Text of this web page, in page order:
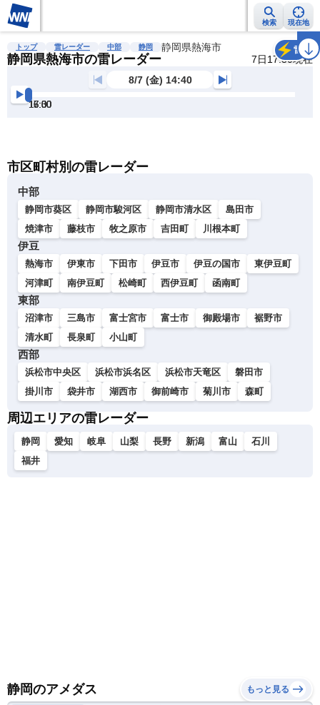
検索 現在地
雨雲レーダー 台風情報 地震情報 警報・注意報 2週間天気 ラ
トップ 雷レーダー 中部 静岡 静岡県熱海市
静岡県熱海市の雷レーダー 7日17:30現在
雷
8/7 (金) 14:40
15:00
15:30
16:00
16:30
17:00
17:30
市区町村別の雷レーダー
中部
静岡市葵区 静岡市駿河区 静岡市清水区
島田市
焼津市
藤枝市 牧之原市 吉田町 川根本町
伊豆
熱海市 伊東市 下田市 伊豆市 伊豆の国市
東伊豆町
河津町
南伊豆町 松崎町 西伊豆町 函南町
東部
沼津市 三島市 富士宮市 富士市 御殿場市
裾野市
清水町
長泉町 小山町
西部
浜松市中央区 浜松市浜名区 浜松市天竜区
磐田市
掛川市
袋井市 湖西市 御前崎市 菊川市 森町
周辺エリアの雷レーダー
静岡 愛知 岐阜 山梨 長野 新潟 富山
石川
福井
静岡のアメダス もっと見る